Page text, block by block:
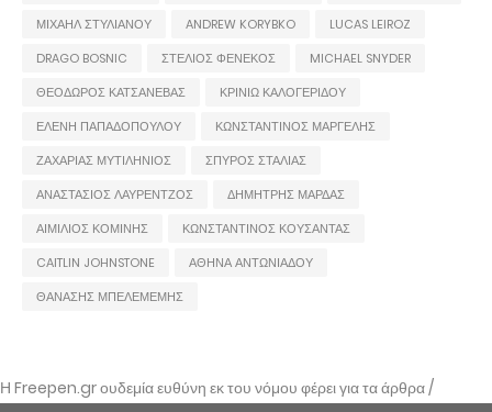
ΜΙΧΑΗΛ ΣΤΥΛΙΑΝΟΥ
ANDREW KORYBKO
LUCAS LEIROZ
DRAGO BOSNIC
ΣΤΕΛΙΟΣ ΦΕΝΕΚΟΣ
MICHAEL SNYDER
ΘΕΟΔΩΡΟΣ ΚΑΤΣΑΝΕΒΑΣ
ΚΡΙΝΙΩ ΚΑΛΟΓΕΡΙΔΟΥ
ΕΛΕΝΗ ΠΑΠΑΔΟΠΟΥΛΟΥ
ΚΩΝΣΤΑΝΤΙΝΟΣ ΜΑΡΓΕΛΗΣ
ΖΑΧΑΡΙΑΣ ΜΥΤΙΛΗΝΙΟΣ
ΣΠΥΡΟΣ ΣΤΑΛΙΑΣ
ΑΝΑΣΤΑΣΙΟΣ ΛΑΥΡΕΝΤΖΟΣ
ΔΗΜΗΤΡΗΣ ΜΑΡΔΑΣ
ΑΙΜΙΛΙΟΣ ΚΟΜΙΝΗΣ
ΚΩΝΣΤΑΝΤΙΝΟΣ ΚΟΥΣΑΝΤΑΣ
CAITLIN JOHNSTONE
ΑΘΗΝΑ ΑΝΤΩΝΙΑΔΟΥ
ΘΑΝΑΣΗΣ ΜΠΕΛΕΜΕΜΗΣ
Η Freepen.gr ουδεμία ευθύνη εκ του νόμου φέρει για τα άρθρα /